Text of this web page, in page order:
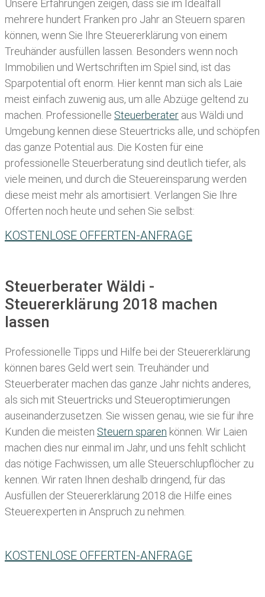
Unsere Erfahrungen zeigen, dass sie im Idealfall
mehrere hundert Franken pro Jahr an Steuern sparen
können, wenn Sie Ihre Steuererklärung von einem
Treuhänder ausfüllen lassen . Besonders wenn noch
Immobilien und Wertschriften im Spiel sind, ist das
Sparpotential oft enorm. Hier kennt man sich als Laie
meist einfach zuwenig aus, um alle Abzüge geltend zu
machen. Professionelle Steuerberater aus Wäldi und
Umgebung kennen diese Steuertricks alle, und schöpfen
das ganze Potential aus. Die Kosten für eine
professionelle Steuerberatung sind deutlich tiefer, als
viele meinen, und durch die Steuereinsparung werden
diese meist mehr als amortisiert. Verlangen Sie Ihre
Offerten noch heute und sehen Sie selbst:
KOSTENLOSE OFFERTEN-ANFRAGE
Steuerberater Wäldi -
Steuererklärung 2018 machen
lassen
Professionelle Tipps und Hilfe bei der Steuererklärung
können bares Geld wert sein. Treuhänder und
Steuerberater machen das ganze Jahr nichts anderes,
als sich mit Steuertricks und Steueroptimierungen
auseinanderzusetzen. Sie wissen genau, wie sie für ihre
Kunden die meisten Steuern sparen können. Wir Laien
machen dies nur einmal im Jahr, und uns fehlt schlicht
das nötige Fachwissen, um alle Steuerschlupflöcher zu
kennen. Wir raten Ihnen deshalb dringend, für das
Ausfüllen der Steuererklärung 2018 die Hilfe eines
Steuerexperten in Anspruch zu nehmen.
KOSTENLOSE OFFERTEN-ANFRAGE